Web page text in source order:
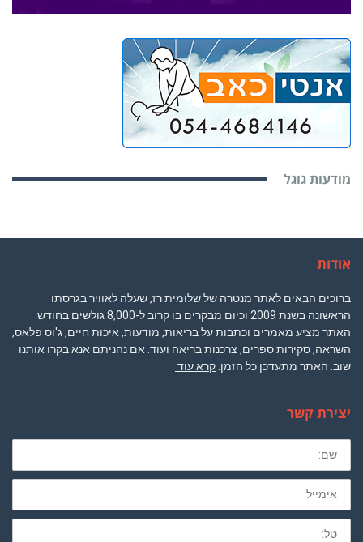
מודעות גוגל
אודות
ברוכים הבאים לאתר מנטרה של שלומית רז, שעלה לאוויר בגרסתו
הראשונה בשנת 2009 וכיום מבקרים בו קרוב ל-8,000 גולשים בחודש.
האתר מציע מאמרים וכתבות על בריאות, מודעות, איכות חיים, ג'וס פלאס,
השראה, סקירות ספרים, צרכנות בריאה ועוד. אם נהניתם אנא בקרו אותנו
שוב. האתר מתעדכן כל הזמן. קרא עוד
יצירת קשר
שם
מלא
חובה
לא
חובה